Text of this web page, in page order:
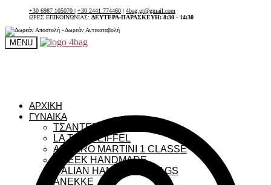
+30 6987 105070 | +30 2441 774460 | 4bag.gr@gmail.com
ΩΡΕΣ ΕΠΙΚΟΙΝΩΝΙΑΣ: ΔΕΥΤΕΡΑ-ΠΑΡΑΣΚΕΥΗ: 8:30 - 14:30
MENU
ΑΡΧΙΚΗ
ΓΥΝΑΙΚΑ
ΤΣΑΝΤΕΣ ΓΥΝΑΙΚΕΙΕΣ
LA TOUR EIFFEL
ALVIERO MARTINI 1 CLASSE
GREEK HANDMADE
ITALIAN HANDMADE BAGS
ANEKKE